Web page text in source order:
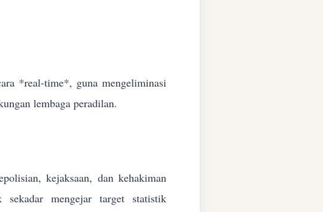
*real-time*, guna mengeliminasi
lembaga peradilan.
kejaksaan, dan kehakiman
sekadar mengejar target statistik